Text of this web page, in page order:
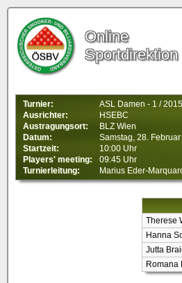
Online
Sportdirektion
Turnier:
ASL Damen - 1 /
Ausrichter:
HSEBC
Austragungsort:
BLZ Wien
Datum:
Samstag, 28.
Startzeit:
10:00 Uhr
Players' meeting:
09:45 Uhr
Turnierleitung:
Marius Eder-
Therese
Hanna
Jutta
Romana